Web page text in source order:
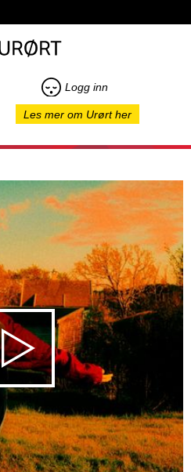
Logg inn
Les mer om Urørt her